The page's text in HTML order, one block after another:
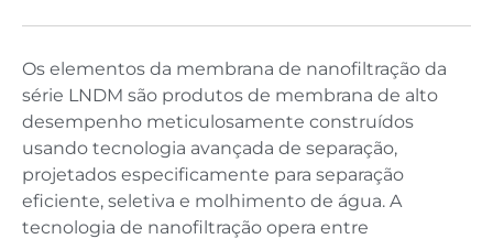
Os elementos da membrana de nanofiltração da
série LNDM são produtos de membrana de alto
desempenho meticulosamente construídos
usando tecnologia avançada de separação,
projetados especificamente para separação
eficiente, seletiva e molhimento de água. A
tecnologia de nanofiltração opera entre